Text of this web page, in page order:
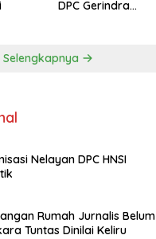
DPC Gerindra
Selengkapnya
Nelayan DPC HNSI
Rumah Jurnalis Belum
Tuntas Dinilai Keliru